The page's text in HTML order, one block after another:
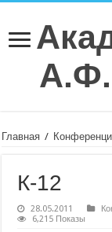
Главная /
К-12
28.05.2011
6,215 Показы